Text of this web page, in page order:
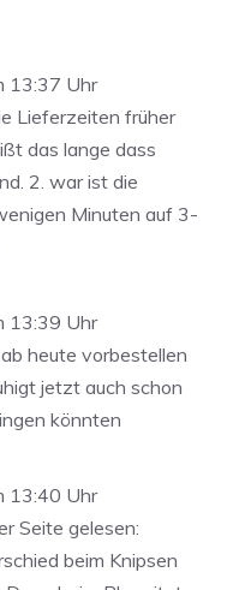
13:37 Uhr
Lieferzeiten früher
das lange dass
2. war ist die
Minuten auf 3-
13:39 Uhr
heute vorbestellen
jetzt auch schon
könnten
13:40 Uhr
Seite gelesen:
beim Knipsen